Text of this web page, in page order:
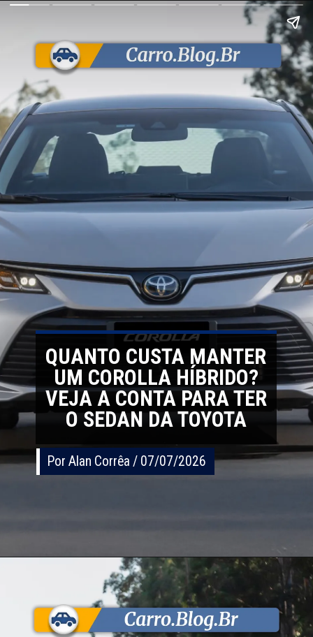
Por Alan Corrêa / 07/07/2026
Por Alan Corrêa / 07/07/2026
QUANTO CUSTA MANTER
UM COROLLA HÍBRIDO?
VEJA A CONTA PARA TER
O SEDAN DA TOYOTA